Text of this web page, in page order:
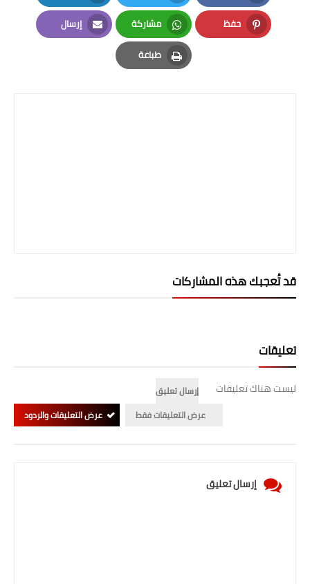
المرحلة الابتدائية
المرحلة المتوسطة
Facebook
Twitter
LinkedIn
حفظ
Pinterest
مشاركة
Whatsapp
إرسال
Email
طباعة
Print
قد تُعجبك هذه المشاركات
تعليقات
ليست هناك تعليقات
إرسال تعليق
عرض التعليقات فقط
عرض التعليقات والردود
إرسال تعليق